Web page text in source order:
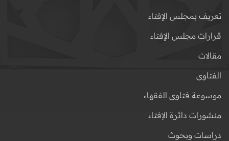
تعريف بمجلس الإفتاء
قرارات مجلس الإفتاء
مقالات
الفتاوى
موسوعة فتاوى الفقهاء
منشورات دائرة الإفتاء
دراسات وبحوث